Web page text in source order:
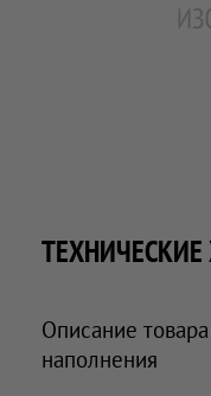
Описание
наполнения